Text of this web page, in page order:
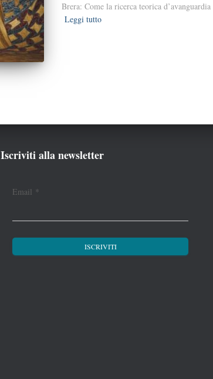
Brera: Come la ricerca teorica
Leggi tutto
Iscriviti alla newsletter
Email *